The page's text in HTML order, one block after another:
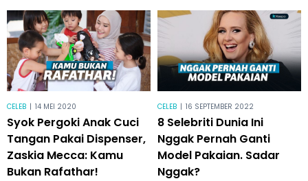
CELEB | 14 MEI 2020
Syok Pergoki Anak Cuci
Tangan Pakai Dispenser,
Zaskia Mecca: Kamu
Bukan Rafathar!
CELEB | 16 SEPTEMBER 2022
8 Selebriti Dunia Ini
Nggak Pernah Ganti
Model Pakaian. Sadar
Nggak?